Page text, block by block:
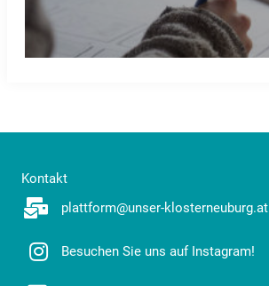
Kontakt
plattform@unser-klosterneuburg.at
Besuchen Sie uns auf Instagram!